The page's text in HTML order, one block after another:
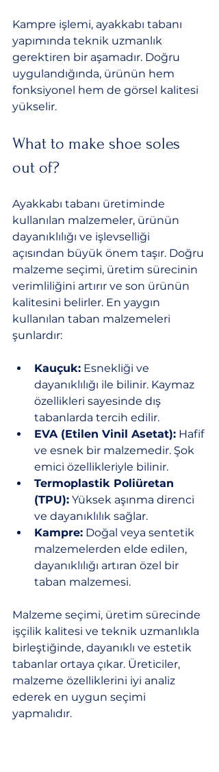
Kampre işlemi, ayakkabı tabanı
yapımında teknik uzmanlık
gerektiren bir aşamadır. Doğru
uygulandığında, ürünün hem
fonksiyonel hem de görsel kalitesi
yükselir.
What to make shoe soles
out of?
Ayakkabı tabanı üretiminde
kullanılan malzemeler, ürünün
dayanıklılığı ve işlevselliği
açısından büyük önem taşır. Doğru
malzeme seçimi, üretim sürecinin
verimliliğini artırır ve son ürünün
kalitesini belirler. En yaygın
kullanılan taban malzemeleri
şunlardır:
Kauçuk: Esnekliği ve
dayanıklılığı ile bilinir. Kaymaz
özellikleri sayesinde dış
tabanlarda tercih edilir.
EVA (Etilen Vinil Asetat): Hafif
ve esnek bir malzemedir. Şok
emici özellikleriyle bilinir.
Termoplastik Poliüretan
(TPU): Yüksek aşınma direnci
ve dayanıklılık sağlar.
Kampre: Doğal veya sentetik
malzemelerden elde edilen,
dayanıklılığı artıran özel bir
taban malzemesi.
Malzeme seçimi, üretim sürecinde
işçilik kalitesi ve teknik uzmanlıkla
birleştiğinde, dayanıklı ve estetik
tabanlar ortaya çıkar. Üreticiler,
malzeme özelliklerini iyi analiz
ederek en uygun seçimi
yapmalıdır.